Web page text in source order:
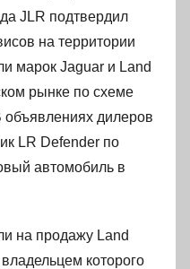
JLR подтвердил
на территории
марок Jaguar и Land
рынке по схеме
объявлениях дилеров
LR Defender по
автомобиль в
на продажу Land
которого